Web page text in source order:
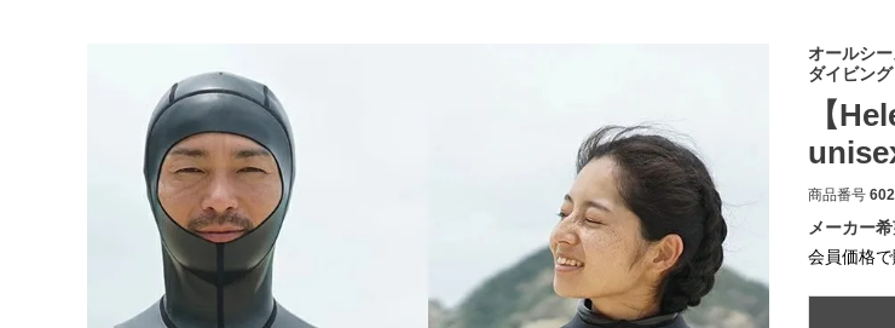
オールシ
ダイビン
【
商品番号
メーカー
会員価格で